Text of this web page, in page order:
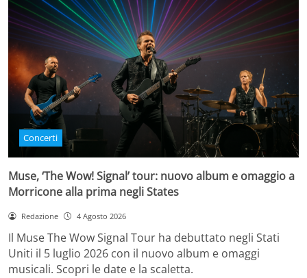
Concerti
Muse, ‘The Wow! Signal’ tour: nuovo album e omaggio a
Morricone alla prima negli States
Redazione 4 Agosto 2026
Il Muse The Wow Signal Tour ha debuttato negli Stati
Uniti il 5 luglio 2026 con il nuovo album e omaggi
musicali. Scopri le date e la scaletta.